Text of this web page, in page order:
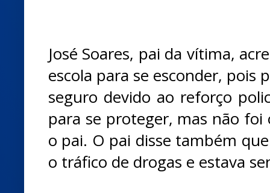
José Soares, pai da vítima,
escola para se esconder, pois
seguro devido ao reforço
para se proteger, mas não
o pai. O pai disse também
o tráfico de drogas e estava